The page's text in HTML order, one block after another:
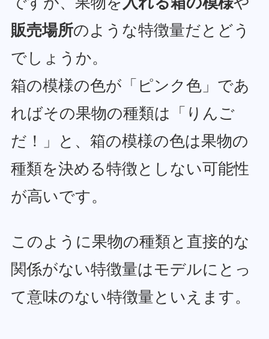
販売場所のような特徴量だとどう
でしょうか。
箱の模様の色が「ピンク色」であ
ればその果物の種類は「りんご
だ！」と、箱の模様の色は果物の
種類を決める特徴としない可能性
が高いです。
このように果物の種類と直接的な
関係がない特徴量はモデルにとっ
て意味のない特徴量といえます。